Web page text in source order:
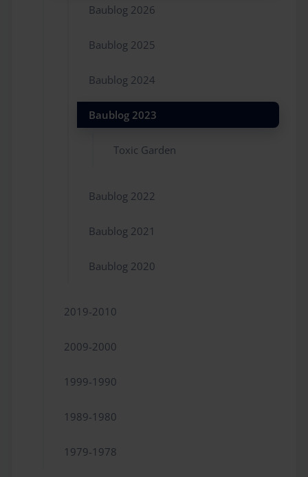
Baublog 2026
Baublog 2025
Baublog 2024
Baublog 2023
Toxic Garden
Baublog 2022
Baublog 2021
Baublog 2020
2019-2010
2009-2000
1999-1990
1989-1980
1979-1978